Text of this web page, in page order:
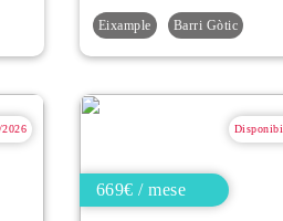
Eixample Barri Gòtic
669€ / mese